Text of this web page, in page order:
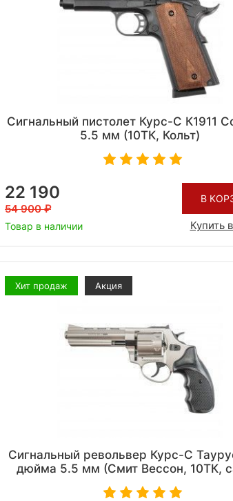
Сигнальный пистолет Курс-С К1911
5.5 мм (10ТК, Кольт)
22 190
54 900
Товар в наличии
В
Купить
Хит продаж Акция
Сигнальный револьвер Курс-С
дюйма 5.5 мм (Смит Вессон, 10ТК,